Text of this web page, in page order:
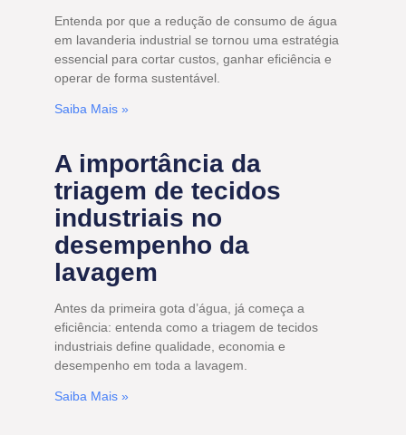
Entenda por que a redução de consumo de água
em lavanderia industrial se tornou uma estratégia
essencial para cortar custos, ganhar eficiência e
operar de forma sustentável.
Saiba Mais »
A importância da
triagem de tecidos
industriais no
desempenho da
lavagem
Antes da primeira gota d’água, já começa a
eficiência: entenda como a triagem de tecidos
industriais define qualidade, economia e
desempenho em toda a lavagem.
Saiba Mais »